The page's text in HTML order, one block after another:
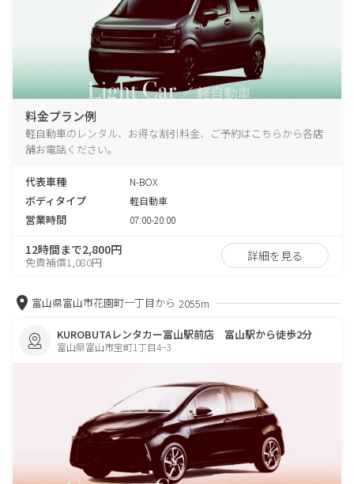
料金プラン例
軽自動車のレンタル、お得な割引料金、ご予約はこちらから各店
舗お電話ください。
代表車種 N-BOX
ボディタイプ 軽自動車
営業時間 07:00-20:00
12時間まで2,800円
免責補償1,080円 詳細を見る
富山県富山市花園町一丁目から 2055m
KUROBUTAレンタカー富山駅前店 富山駅から徒歩2分
富山県富山市宝町1丁目4−3